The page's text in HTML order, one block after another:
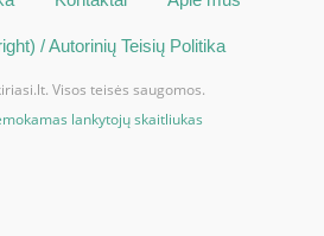
/ Autorinių Teisių Politika
Visos teisės saugomos.